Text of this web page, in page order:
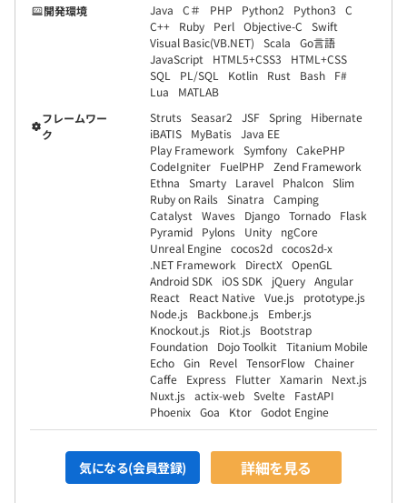
開発環境
Java C＃ PHP Python2 Python3
C
C++
Ruby Perl Objective-C
Swift
Visual Basic(VB.NET)
Scala
Go言語
JavaScript
HTML5+CSS3
HTML+CSS
SQL
PL/SQL Kotlin Rust Bash
F#
Lua
MATLAB
フレームワー
ク
Struts Seasar2 JSF Spring
Hibernate
iBATIS
MyBatis Java EE
Play Framework
Symfony CakePHP
CodeIgniter
FuelPHP
Zend Framework
Ethna
Smarty Laravel Phalcon Slim
Ruby on Rails Sinatra
Camping
Catalyst
Waves Django Tornado
Flask
Pyramid
Pylons Unity
ngCore
Unreal Engine cocos2d cocos2d-x
.NET Framework
DirectX OpenGL
Android SDK
iOS SDK jQuery Angular
React
React Native Vue.js
prototype.js
Node.js
Backbone.js
Ember.js
Knockout.js
Riot.js
Bootstrap
Foundation
Dojo Toolkit
Titanium Mobile
Echo Gin Revel TensorFlow Chainer
Caffe
Express Flutter Xamarin
Next.js
Nuxt.js actix-web Svelte
FastAPI
Phoenix Goa Ktor Godot Engine
気になる(会員登録) 詳細を見る